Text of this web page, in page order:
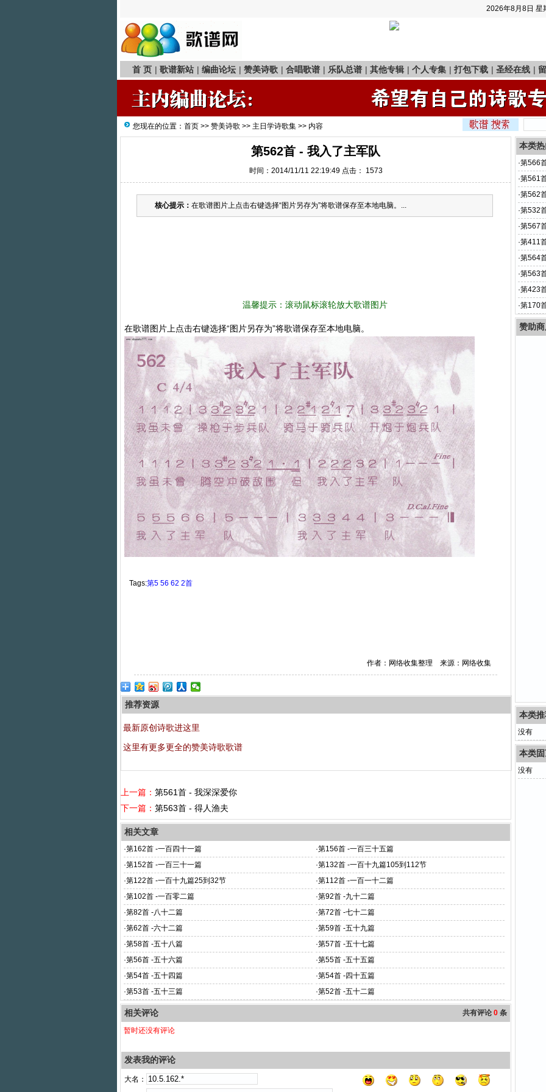
2026年8月8日 星
首 页 | 歌谱新站 | 编曲论坛 | 赞美诗歌 | 合唱歌谱 | 乐队总谱 | 其他专辑 | 个人专集 | 打包下载 | 圣经在线 |
您现在的位置： 首页 >> 赞美诗歌 >> 主日学诗歌集 >> 内容
第562首 - 我入了主军队
时间：2014/11/11 22:19:49 点击： 1573
核心提示： 在歌谱图片上点击右键选择“图片另存为”将歌谱保存至本地电脑。...
温馨提示：滚动鼠标滚轮放大歌谱图片
在歌谱图片上点击右键选择“图片另存为”将歌谱保存至本地电脑。
Tags:第5 56 62 2首
作者：网络收集整理 来源：网络收集
推荐资源
最新原创诗歌进这里
这里有更多更全的赞美诗歌歌谱
上一篇： 第561首 - 我深深爱你
下一篇： 第563首 - 得人渔夫
相关文章
·第162首 -一百四十一篇 ·第156首 -一百三十五篇
·第152首 -一百三十一篇 ·第132首 -一百十九篇105到112节
·第122首 -一百十九篇25到32节 ·第112首 -一百一十二篇
·第102首 -一百零二篇 ·第92首 -九十二篇
·第82首 -八十二篇 ·第72首 -七十二篇
·第62首 -六十二篇 ·第59首 -五十九篇
·第58首 -五十八篇 ·第57首 -五十七篇
·第56首 -五十六篇 ·第55首 -五十五篇
·第54首 -五十四篇 ·第54首 -四十五篇
·第53首 -五十三篇 ·第52首 -五十二篇
共有评论 0 条
相关评论
暂时还没有评论
发表我的评论
大名：
本类
·第566
·第561
·第562
·第532
·第567
·第411
·第564
·第563
·第423
·第170
赞助
本类
没有
本类
没有